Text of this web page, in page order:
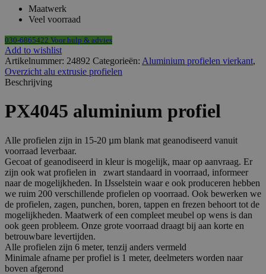
Maatwerk
Veel voorraad
030-6865422 Voor hulp & advies
Add to wishlist
Artikelnummer: 24892 Categorieën: Aluminium profielen vierkant,
Overzicht alu extrusie profielen
Beschrijving
PX4045 aluminium profiel
Alle profielen zijn in 15-20 µm blank mat geanodiseerd vanuit
voorraad leverbaar.
Gecoat of geanodiseerd in kleur is mogelijk, maar op aanvraag. Er
zijn ook wat profielen in zwart standaard in voorraad, informeer
naar de mogelijkheden. In IJsselstein waar e ook produceren hebben
we ruim 200 verschillende profielen op voorraad. Ook bewerken we
de profielen, zagen, punchen, boren, tappen en frezen behoort tot de
mogelijkheden. Maatwerk of een compleet meubel op wens is dan
ook geen probleem. Onze grote voorraad draagt bij aan korte en
betrouwbare levertijden.
Alle profielen zijn 6 meter, tenzij anders vermeld
Minimale afname per profiel is 1 meter, deelmeters worden naar
boven afgerond